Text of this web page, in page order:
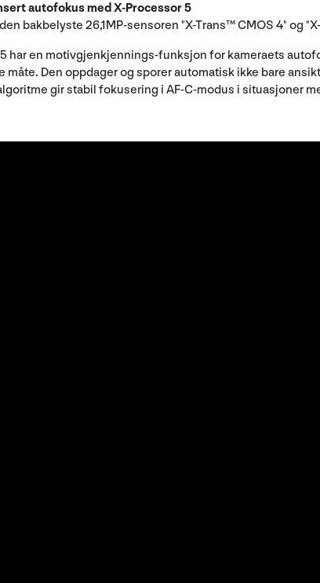
autofokus med X-Processor 5
bakbelyste 26,1MP-sensoren "X-Trans™ CMOS 4"
har en motivgjenkjennings-funksjon for kameraets
måte. Den oppdager og sporer automatisk ikke bare
gir stabil fokusering i AF-C-modus i situasjoner